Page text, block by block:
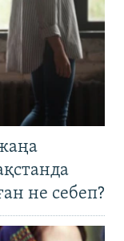
не себеп?